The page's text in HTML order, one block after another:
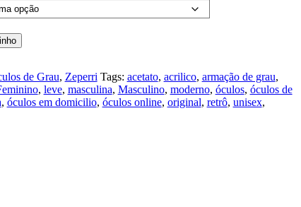
de Grau, Zeperri Tags: acetato, acrilico, armação de grau,
, leve, masculina, Masculino, moderno, óculos, óculos de
, óculos em domicilio, óculos online, original, retrô, unisex,